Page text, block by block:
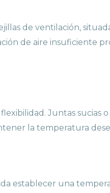
de ventilación,
de aire insuficiente
Juntas sucias o
la temperatura
establecer una